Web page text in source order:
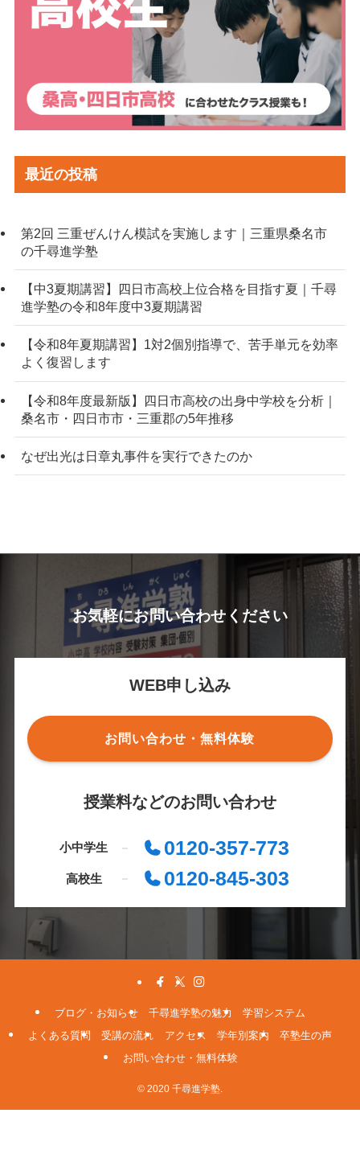
最近の投稿
第2回 三重ぜんけん模試を実施します｜三重県桑名市
の千尋進学塾
【中3夏期講習】四日市高校上位合格を目指す夏｜千尋
進学塾の令和8年度中3夏期講習
【令和8年夏期講習】1対2個別指導で、苦手単元を効率
よく復習します
【令和8年度最新版】四日市高校の出身中学校を分析｜
桑名市・四日市市・三重郡の5年推移
なぜ出光は日章丸事件を実行できたのか
お気軽にお問い合わせください
WEB申し込み
お問い合わせ・無料体験
授業料などのお問い合わせ
小中学生 0120-357-773
高校生 0120-845-303
ブログ・お知らせ 千尋進学塾の魅力
学習システム
よくある質問
受講の流れ アクセス 学年別案内
卒塾生の声
お問い合わせ・無料体験
© 2020 千尋進学塾.